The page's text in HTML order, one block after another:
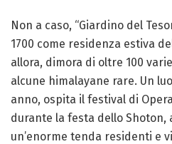
Non a caso, “Giardino del
1700 come residenza estiva
allora, dimora di oltre 100
alcune himalayane rare. Un
anno, ospita il festival di
durante la festa dello Shoton,
un’enorme tenda residenti e